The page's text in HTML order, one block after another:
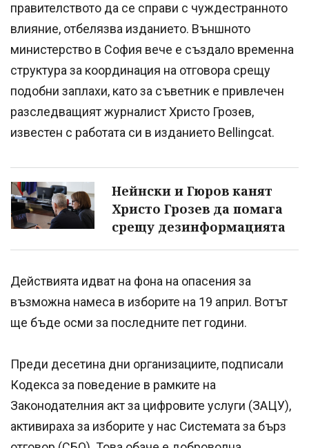
правителството да се справи с чуждестранното
влияние, отбелязва изданието. Външното
министерство в София вече е създало временна
структура за координация на отговора срещу
подобни заплахи, като за съветник е привлечен
разследващият журналист Христо Грозев,
известен с работата си в изданието Bellingcat.
Нейнски и Гюров канят
Христо Грозев да помага
срещу дезинформацията
Действията идват на фона на опасения за
възможна намеса в изборите на 19 април. Вотът
ще бъде осми за последните пет години.
Преди десетина дни организациите, подписали
Кодекса за поведение в рамките на
Законодателния акт за цифровите услуги (ЗАЦУ),
активираха за изборите у нас Системата за бърз